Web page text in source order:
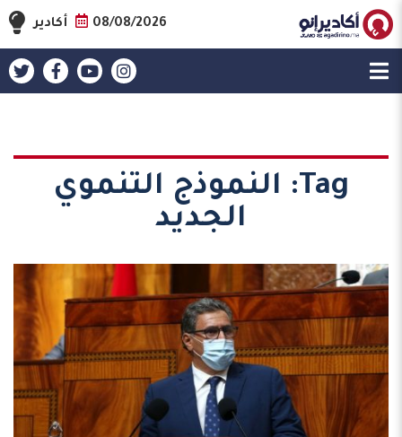
08/08/2026 أكادير
Tag:
النموذج التنموي
الجديد